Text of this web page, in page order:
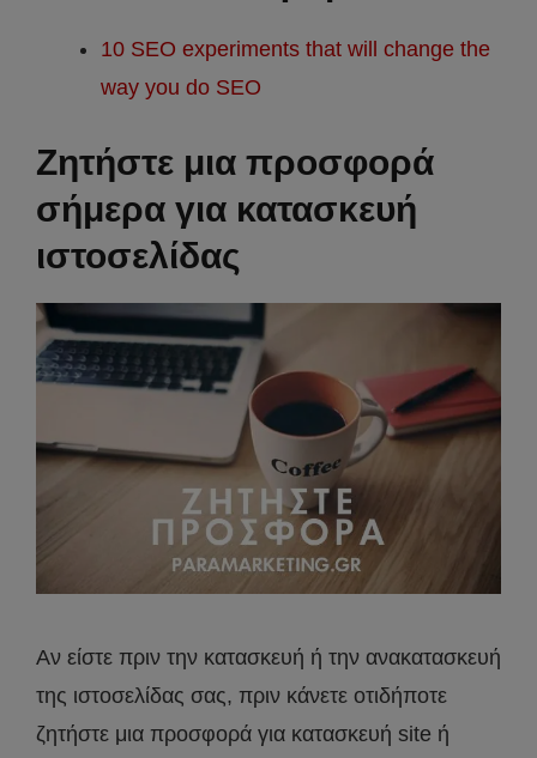
10 SEO experiments that will change the
way you do SEO
Ζητήστε μια προσφορά
σήμερα για κατασκευή
ιστοσελίδας
Αν είστε πριν την κατασκευή ή την ανακατασκευή
της ιστοσελίδας σας, πριν κάνετε οτιδήποτε
ζητήστε μια προσφορά για κατασκευή site ή